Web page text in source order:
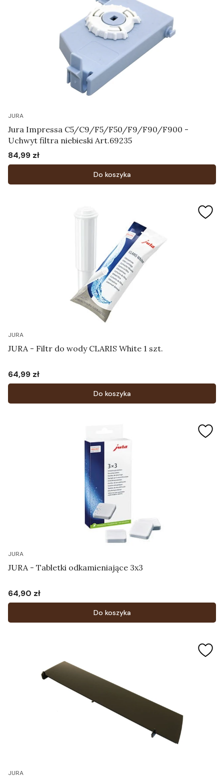
JURA
Jura Impressa C5/C9/F5/F50/F9/F90/F900 -
Uchwyt filtra niebieski Art.69235
Cena
84,99 zł
Do koszyka
JURA
JURA - Filtr do wody CLARIS White 1 szt.
Cena
64,99 zł
Do koszyka
JURA
JURA - Tabletki odkamieniające 3x3
Cena
64,90 zł
Do koszyka
JURA